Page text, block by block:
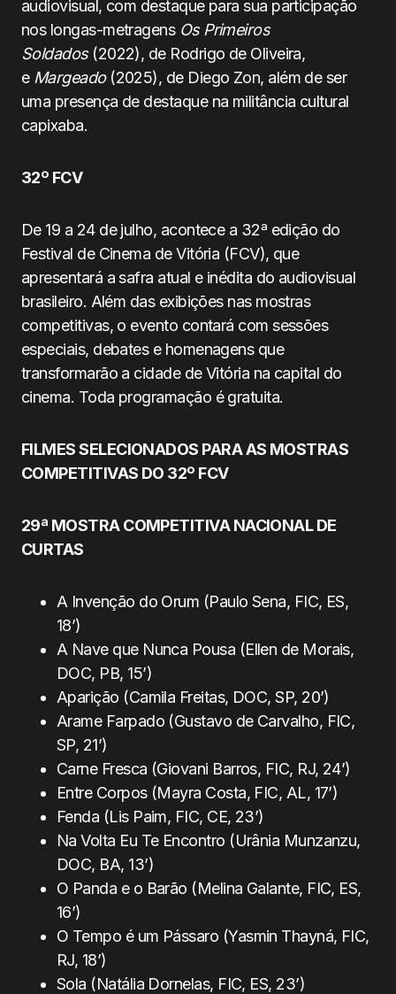
audiovisual, com destaque para sua participação
nos longas-metragens Os Primeiros
Soldados(2022), de Rodrigo de Oliveira,
e Margeado(2025), de Diego Zon, além de ser
uma presença de destaque na militância cultural
capixaba.
32º FCV
De 19 a 24 de julho, acontece a 32ª edição do
Festival de Cinema de Vitória (FCV), que
apresentará a safra atual e inédita do audiovisual
brasileiro. Além das exibições nas mostras
competitivas, o evento contará com sessões
especiais, debates e homenagens que
transformarão a cidade de Vitória na capital do
cinema. Toda programação é gratuita.
FILMES SELECIONADOS PARA AS MOSTRAS
COMPETITIVAS DO 32º FCV
29ª MOSTRA COMPETITIVA NACIONAL DE
CURTAS
A Invenção do Orum (Paulo Sena, FIC, ES,
18’)
A Nave que Nunca Pousa (Ellen de Morais,
DOC, PB, 15’)
Aparição (Camila Freitas, DOC, SP, 20’)
Arame Farpado (Gustavo de Carvalho, FIC,
SP, 21’)
Carne Fresca (Giovani Barros, FIC, RJ, 24’)
Entre Corpos (Mayra Costa, FIC, AL, 17’)
Fenda (Lis Paim, FIC, CE, 23’)
Na Volta Eu Te Encontro (Urânia Munzanzu,
DOC, BA, 13’)
O Panda e o Barão (Melina Galante, FIC, ES,
16’)
O Tempo é um Pássaro (Yasmin Thayná, FIC,
RJ, 18’)
Sola (Natália Dornelas, FIC, ES, 23’)